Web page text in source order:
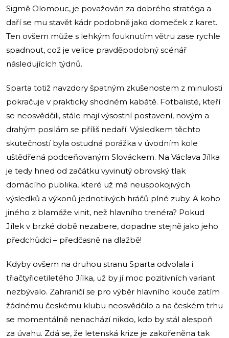
Sigmě Olomouc, je považován za dobrého stratéga a
daří se mu stavět kádr podobně jako domeček z karet.
Ten ovšem může s lehkým fouknutím větru zase rychle
spadnout, což je velice pravděpodobný scénář
následujících týdnů.
Sparta totiž navzdory špatným zkušenostem z minulosti
pokračuje v prakticky shodném kabátě. Fotbalisté, kteří
se neosvědčili, stále mají výsostní postavení, novým a
drahým posilám se příliš nedaří. Výsledkem těchto
skutečností byla ostudná porážka v úvodním kole
uštědřená podceňovaným Slováckem. Na Václava Jílka
je tedy hned od začátku vyvinutý obrovský tlak
domácího publika, které už má neuspokojivých
výsledků a výkonů jednotlivých hráčů plné zuby. A koho
jiného z blamáže vinit, než hlavního trenéra? Pokud
Jílek v brzké době nezabere, dopadne stejně jako jeho
předchůdci – předčasně na dlažbě!
Kdyby ovšem na druhou stranu Sparta odvolala i
třiačtyřicetiletého Jílka, už by jí moc pozitivních variant
nezbývalo. Zahraničí se pro výběr hlavního kouče zatím
žádnému českému klubu neosvědčilo a na českém trhu
se momentálně nenachází nikdo, kdo by stál alespoň
za úvahu. Zdá se, že letenská krize je zakořeněna tak